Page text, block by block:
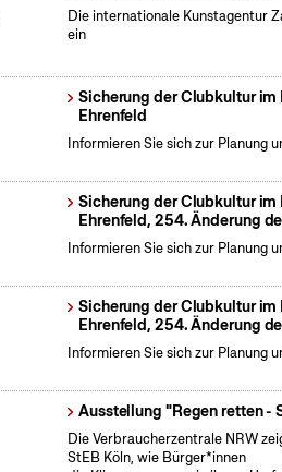
Die internationale Kunstagentur
ein
Sicherung der Clubkultur
Ehrenfeld
Informieren Sie sich zur Planung
Sicherung der Clubkultur
Ehrenfeld, 254. Änderung
Informieren Sie sich zur Planung
Sicherung der Clubkultur
Ehrenfeld, 254. Änderung
Informieren Sie sich zur Planung
Ausstellung "Regen retten -
Die Verbraucherzentrale NRW
StEB Köln, wie Bürger*innen